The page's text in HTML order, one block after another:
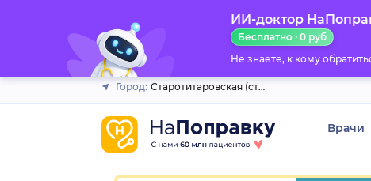
ИИ-доктор
Бесплатно · 0 руб
Не знаете, к кому
Город: Старотитаровская (станица)
Врачи